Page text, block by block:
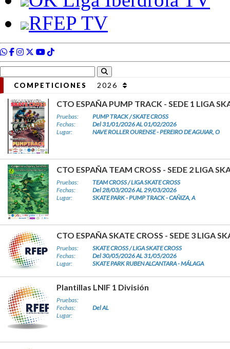
COMPETICIONES 2026
CTO ESPAÑA PUMP TRACK - SEDE 1 LIGA
Pruebas:
PUMP TRACK / SKATE CROSS
Fechas:
Del 31/01/2026 AL 01/02/2026
Lugar:
NAVE ROLLER OURENSE - PEREIRO DE AGUIAR, O
CTO ESPAÑA TEAM CROSS - SEDE 2 LIGA
Pruebas:
TEAM CROSS / LIGA SKATE CROSS
Fechas:
Del 28/03/2026 AL 29/03/2026
Lugar:
SKATE PARK - PUMP TRACK - CAÑIZA, A
CTO ESPAÑA SKATE CROSS - SEDE 3 LIGA
Pruebas:
SKATE CROSS / LIGA SKATE CROSS
Fechas:
Del 30/05/2026 AL 31/05/2026
Lugar:
SKATE PARK RUBEN ALCANTARA - MÁLAGA
Plantillas LNIF 1 División
Pruebas:
Fechas:
Del AL
Lugar: